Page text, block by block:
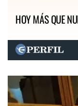
HOY MÁS QUE